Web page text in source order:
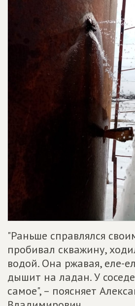
"Раньше справлялся
пробивал скважину,
водой. Она ржавая, еле-
дышит на ладан. У
самое", – поясняет